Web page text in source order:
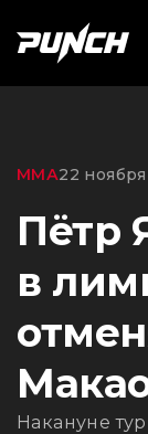
ММА22
Пётр
в
Накануне